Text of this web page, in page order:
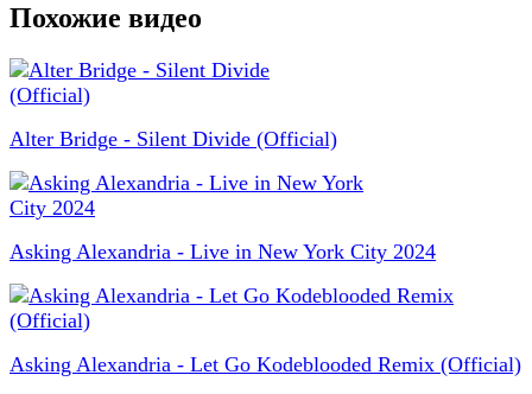
Похожие видео
Alter Bridge - Silent Divide (Official)
Asking Alexandria - Live in New York City 2024
Asking Alexandria - Let Go Kodeblooded Remix (Official)